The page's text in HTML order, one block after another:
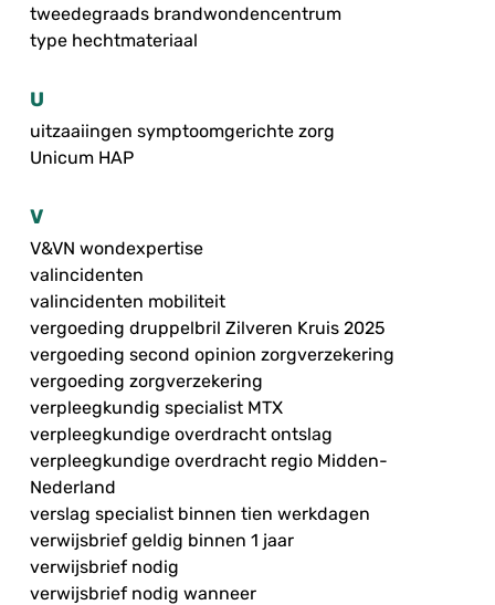
tweedegraads brandwondencentrum
type hechtmateriaal
U
uitzaaiingen symptoomgerichte zorg
Unicum HAP
V
V&VN wondexpertise
valincidenten
valincidenten mobiliteit
vergoeding druppelbril Zilveren Kruis 2025
vergoeding second opinion zorgverzekering
vergoeding zorgverzekering
verpleegkundig specialist MTX
verpleegkundige overdracht ontslag
verpleegkundige overdracht regio Midden-
Nederland
verslag specialist binnen tien werkdagen
verwijsbrief geldig binnen 1 jaar
verwijsbrief nodig
verwijsbrief nodig wanneer